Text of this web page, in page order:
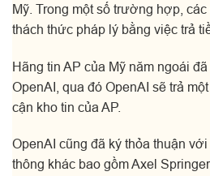
Mỹ. Trong một số trường hợp,
thách thức pháp lý bằng việc trả
Hãng tin AP của Mỹ năm ngoái
OpenAI, qua đó OpenAI sẽ trả
cận kho tin của AP.
OpenAI cũng đã ký thỏa thuận
thông khác bao gồm Axel